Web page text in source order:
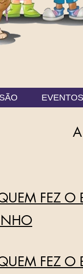
EVENTOS
FEZ O
FEZ O